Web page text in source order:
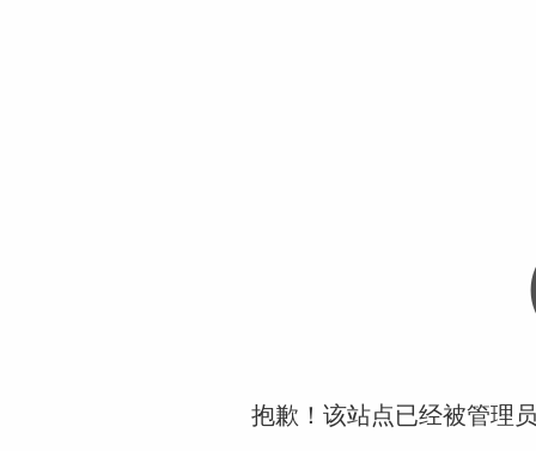
抱歉！该站点已经被管理